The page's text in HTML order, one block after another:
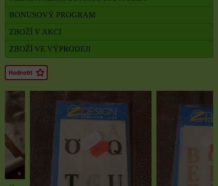
BONUSOVÝ PROGRAM
ZBOŽÍ V AKCI
ZBOŽÍ VE VÝPRODEJI